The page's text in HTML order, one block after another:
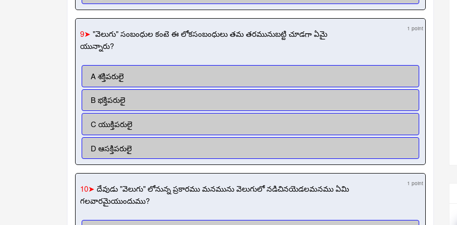
9➤ "వెలుగు" సంబంధుల కంటె ఈ లోకసంబంధులు తమ తరమునుబట్టి చూడగా ఏమై
యున్నారు?
1 point
A శక్తిపరులై
B భక్తిపరులై
C యుక్తిపరులై
D ఆసక్తిపరులై
10➤ దేవుడు "వెలుగు" లోనున్న ప్రకారము మనమును వెలుగులో నడిచినయెడలమనము ఏమి
గలవారమైయుందుము?
1 point